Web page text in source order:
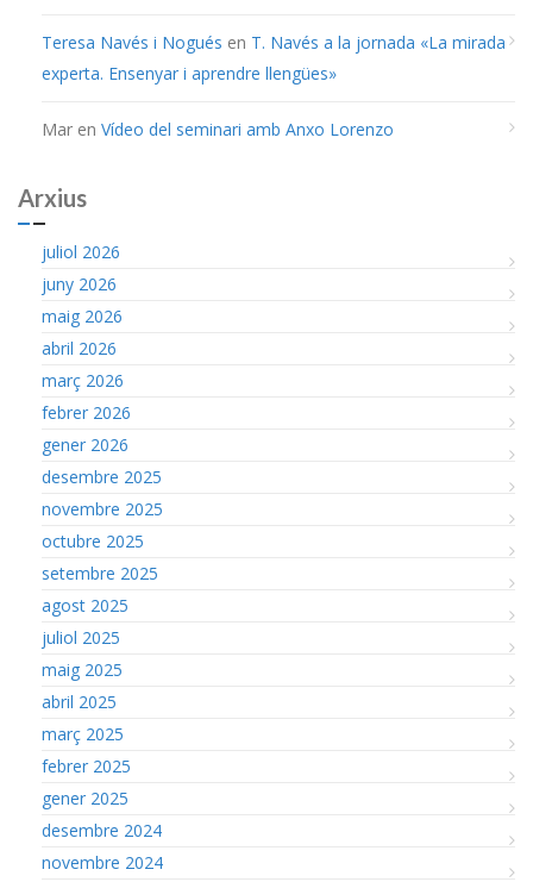
Teresa Navés i Nogués en T. Navés a la jornada «La mirada
experta. Ensenyar i aprendre llengües»
Mar en Vídeo del seminari amb Anxo Lorenzo
Arxius
juliol 2026
juny 2026
maig 2026
abril 2026
març 2026
febrer 2026
gener 2026
desembre 2025
novembre 2025
octubre 2025
setembre 2025
agost 2025
juliol 2025
maig 2025
abril 2025
març 2025
febrer 2025
gener 2025
desembre 2024
novembre 2024